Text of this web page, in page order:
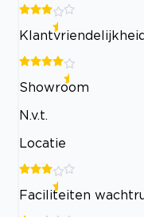
Klantvriendelijkheid
Showroom
N.v.t.
Locatie
Faciliteiten